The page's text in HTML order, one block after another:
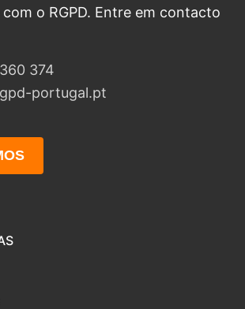
o RGPD. Entre em contacto
374
portugal.pt